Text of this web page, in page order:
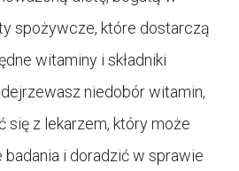
spożywcze, które dostarczą
witaminy i składniki
niedobór witamin,
się z lekarzem, który może
i doradzić w sprawie